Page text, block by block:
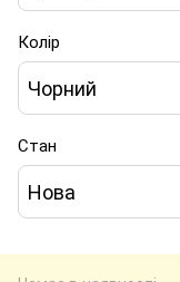
Колір
Чорний
Стан
Нова